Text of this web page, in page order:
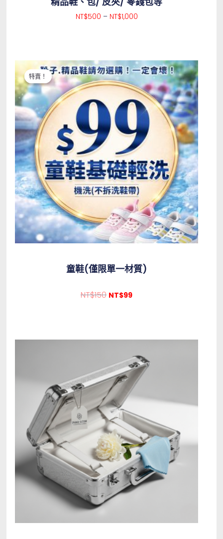
NT$500 – NT$1,000
特賣！
特賣！
童鞋(僅限單一材質)
NT$150
原始價格：NT$150。
NT$99
目前價格：NT$99。